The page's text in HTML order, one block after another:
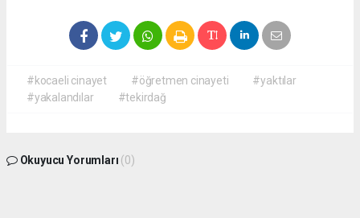
#kocaeli cinayet #öğretmen cinayeti
#yaktılar
#yakalandılar
#tekirdağ
Okuyucu Yorumları (0)